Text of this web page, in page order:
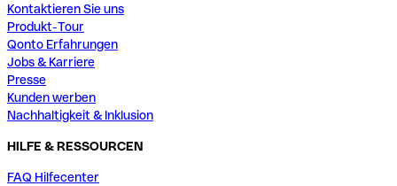
Kontaktieren Sie uns
Produkt-Tour
Qonto Erfahrungen
Jobs & Karriere
Presse
Kunden werben
Nachhaltigkeit & Inklusion
HILFE & RESSOURCEN
FAQ Hilfecenter